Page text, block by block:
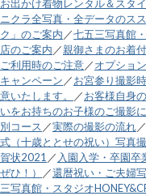
お出かけ着物レンタル＆スタ
ニクラ全写真・全データのス
ク」のご案内／七五三写真館
店のご案内／親御さまのお着
ご利用時のご注意／オプショ
キャンペーン／お宮参り撮影
意いたします。
／お客様自身
いをお持ちのお子様のご撮影
別コース／実際の撮影の流れ／
式（十歳ととせの祝い）写真
賀状2021／ 入園入学・卒園
ぜひ！）
／還暦祝い・ご夫婦
三写真館・スタジオ